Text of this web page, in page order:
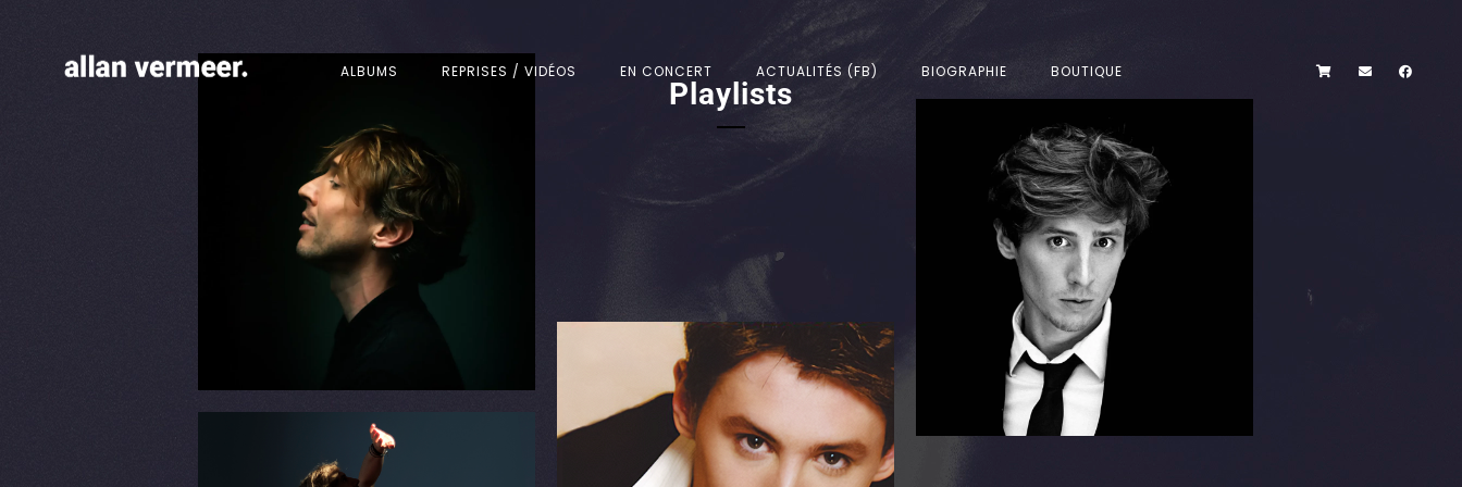
ALBUMS REPRISES / VIDÉOS EN CONCERT ACTUALITÉS (FB) BIOGRAPHIE BOUTIQUE
Playlists
2005